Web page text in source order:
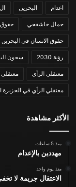
اعدام البحرين
جمال خاشقجي حقوق
حقوق الانسان في البحرين
رؤية 2030 سجون
معتقلي الرأي معتقلي
معتقلي الرأي في الجزيرة
الأكثر مشاهدة
منذ 5 ساعات
مهددين بالإعدام
منذ يوم واحد
الاعتقال جريمة لا